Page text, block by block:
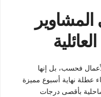
المشاوير
فحسب، بل إنها
عطلة نهاية أسبوع مميزة
بأقصى درجات